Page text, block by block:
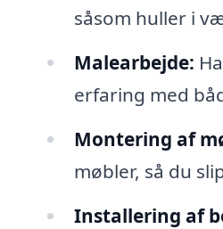
såsom huller i
Malearbejde:
erfaring med
Montering af
møbler, så du
Installering af